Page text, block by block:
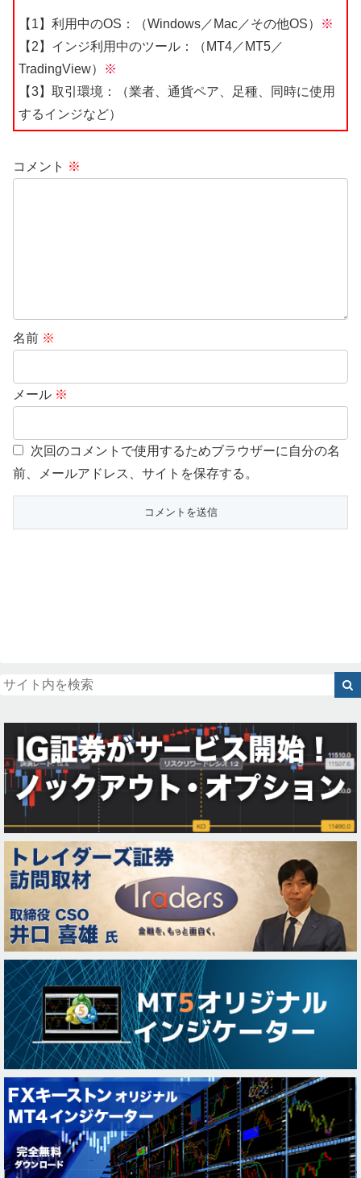
【1】利用中のOS：（Windows／Mac／その他OS）
※
【2】インジ利用中のツール：（MT4／MT5／
TradingView）
※
【3】取引環境：（業者、通貨ペア、足種、同時に使用
するインジなど）
コメント ※
名前 ※
メール ※
次回のコメントで使用するためブラウザーに自分の名
前、メールアドレス、サイトを保存する。